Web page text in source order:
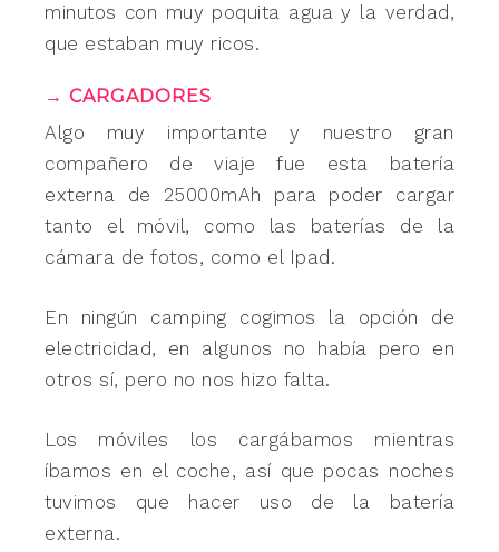
minutos con muy poquita agua y la verdad,
que estaban muy ricos.
→ CARGADORES
Algo muy importante y nuestro gran
compañero de viaje fue esta batería
externa de 25000mAh para poder cargar
tanto el móvil, como las baterías de la
cámara de fotos, como el Ipad.
En ningún camping cogimos la opción de
electricidad, en algunos no había pero en
otros sí, pero no nos hizo falta.
Los móviles los cargábamos mientras
íbamos en el coche, así que pocas noches
tuvimos que hacer uso de la batería
externa.